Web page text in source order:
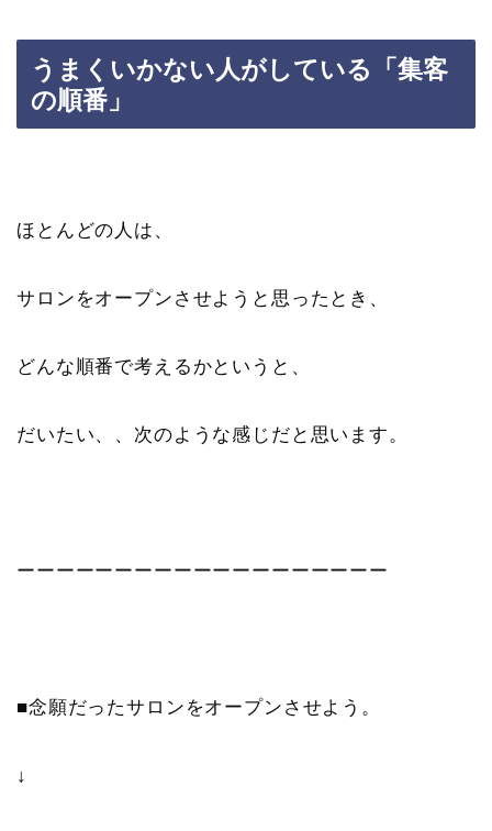
うまくいかない人がしている「集客
の順番」
ほとんどの人は、
サロンをオープンさせようと思ったとき、
どんな順番で考えるかというと、
だいたい、、次のような感じだと思います。
ーーーーーーーーーーーーーーーーーーー
■念願だったサロンをオープンさせよう。
↓